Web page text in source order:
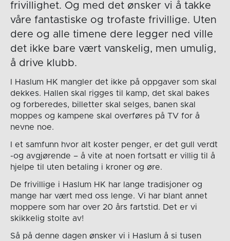
frivillighet. Og med det ønsker vi å takke
våre fantastiske og trofaste frivillige. Uten
dere og alle timene dere legger ned ville
det ikke bare vært vanskelig, men umulig,
å drive klubb.
I Haslum HK mangler det ikke på oppgaver som skal
dekkes. Hallen skal rigges til kamp, det skal bakes
og forberedes, billetter skal selges, banen skal
moppes og kampene skal overføres på TV for å
nevne noe.
I et samfunn hvor alt koster penger, er det gull verdt
-og avgjørende – å vite at noen fortsatt er villig til å
hjelpe til uten betaling i kroner og øre.
De frivillige i Haslum HK har lange tradisjoner og
mange har vært med oss lenge. Vi har blant annet
moppere som har over 20 års fartstid. Det er vi
skikkelig stolte av!
Så på denne dagen ønsker vi i Haslum å si tusen